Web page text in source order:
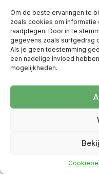
Om de beste ervaringen te
zoals cookies om informatie
raadplegen. Door in te
gegevens zoals surfgedrag
Als je geen toestemming
een nadelige invloed
mogelijkheden.